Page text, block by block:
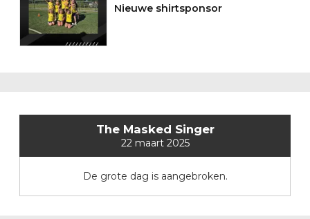
Nieuwe shirtsponsor
The Masked Singer
22 maart 2025
De grote dag is aangebroken.